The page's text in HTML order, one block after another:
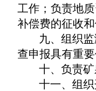
工作；负责地
补偿费的征收
九、组织
查申报具有重
十、负责
十一、组